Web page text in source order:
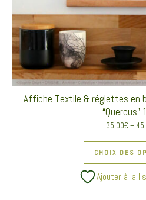
Affiche Textile & réglettes en
“Quercus”
35,00€ –
CHOIX DES
Ajouter à la